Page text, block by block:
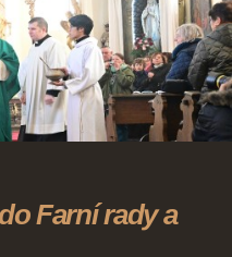
Farní rady a